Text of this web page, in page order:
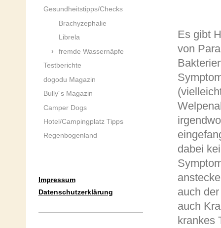
Es gibt
von
dabei
auch
auch
krankes
Gesundheitstipps/Checks
Brachyzephalie
Librela
fremde Wassernäpfe
Testberichte
dogodu Magazin
Bully´s Magazin
Camper Dogs
Hotel/Campingplatz Tipps
Regenbogenland
Impressum
Datenschutzerklärung